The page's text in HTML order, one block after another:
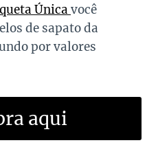
Única você
de sapato da
por valores
aqui